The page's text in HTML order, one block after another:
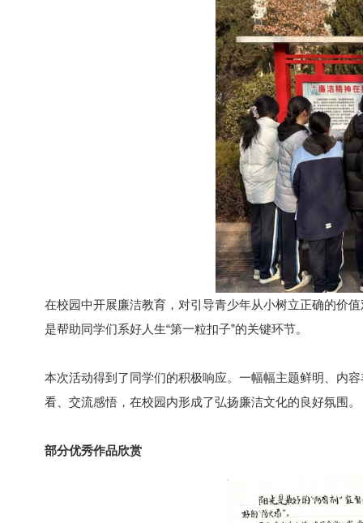
在校园中开展廉洁教育，对引导青少年从小树立正确的价
是帮助同学们系好人生“第一粒扣子”的关键环节。
本次活动得到了同学们的积极响应。一幅幅主题鲜明、内
看、交流感悟，在校园内形成了弘扬廉洁文化的良好氛围。
部分优秀作品欣赏